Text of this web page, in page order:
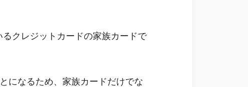
クレジットカードの家族カードで
になるため、家族カードだけでな